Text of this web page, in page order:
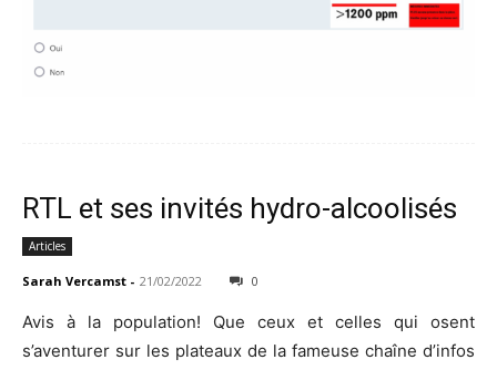
RTL et ses invités hydro-alcoolisés
Articles
Sarah Vercamst - 21/02/2022 0
Avis à la population! Que ceux et celles qui osent
s’aventurer sur les plateaux de la fameuse chaîne d’infos